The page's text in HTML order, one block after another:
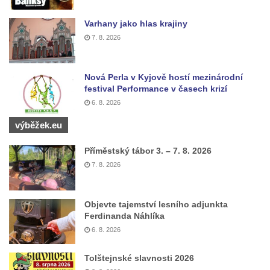
Centrální kříž bývalého hřbitova v Horním
Chlumu
Kříž jižně od Prysku
Boží muka svatého Floriána v Mezné
Neugebauerův kříž východně od Sloupu v
Čechách
Kříž u kostela Zvěstování Panny Marie v
Údajný kříž před kostelem svatých Petra a
Pavla v Jeníkově
Kříž na křižovatce v Teplické ulici v Lahošti
Kříž U Pěti lip na pastvině severovýchodně
Kříž na rozcestí u domu čp. 123 v
Varhany jako hlas krajiny
7. 8. 2026
Nová Perla v Kyjově hostí mezinárodní
festival Performance v časech krizí
6. 8. 2026
výběžek.eu
Příměstský tábor 3. – 7. 8. 2026
7. 8. 2026
Objevte tajemství lesního adjunkta
Ferdinanda Náhlíka
6. 8. 2026
Tolštejnské slavnosti 2026